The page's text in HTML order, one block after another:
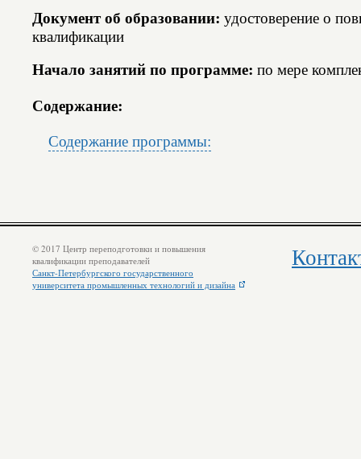
Документ об образовании: удостоверение о
квалификации
Начало занятий по программе: по мере
Содержание:
Содержание программы:
© 2017 Центр переподготовки и повышения
квалификации преподавателей
Санкт-Петербургского государственного
университета промышленных технологий и дизайна